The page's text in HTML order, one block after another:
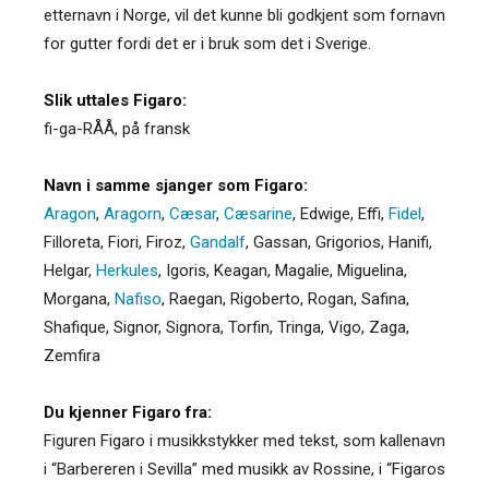
etternavn i Norge, vil det kunne bli godkjent som fornavn
for gutter fordi det er i bruk som det i Sverige.
Slik uttales Figaro:
fi-ga-RÅÅ, på fransk
Navn i samme sjanger som Figaro:
Aragon, Aragorn, Cæsar, Cæsarine, Edwige, Effi, Fidel,
Filloreta, Fiori, Firoz, Gandalf, Gassan, Grigorios, Hanifi,
Helgar, Herkules, Igoris, Keagan, Magalie, Miguelina,
Morgana, Nafiso, Raegan, Rigoberto, Rogan, Safina,
Shafique, Signor, Signora, Torfin, Tringa, Vigo, Zaga,
Zemfira
Du kjenner Figaro fra:
Figuren Figaro i musikkstykker med tekst, som kallenavn
i “Barbereren i Sevilla” med musikk av Rossine, i “Figaros